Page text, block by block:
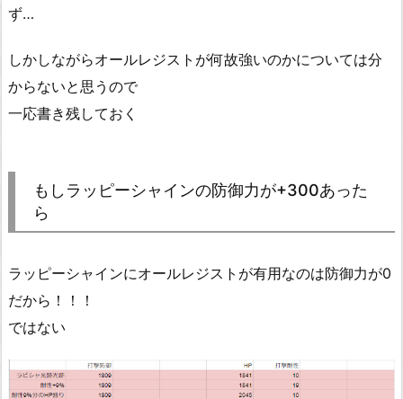
ず…
しかしながらオールレジストが何故強いのかについては分
からないと思うので
一応書き残しておく
もしラッピーシャインの防御力が+300あった
ら
ラッピーシャインにオールレジストが有用なのは防御力が0
だから！！！
ではない